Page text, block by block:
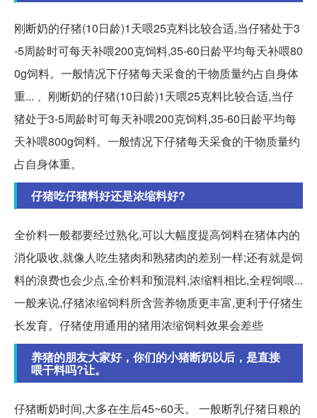
刚断奶的仔猪(10日龄)1天喂25克料比较合适,当仔猪处于3
-5周龄时可每天补喂200克饲料,35-60日龄平均每天补喂80
0g饲料。一般情况下仔猪每天采食的干物质量约占自身体
重... 、刚断奶的仔猪(10日龄)1天喂25克料比较合适,当仔
猪处于3-5周龄时可每天补喂200克饲料,35-60日龄平均每
天补喂800g饲料。一般情况下仔猪每天采食的干物质量约
占自身体重。
仔猪吃仔猪料好还是浓缩料好?
全价料一般都要经过熟化,可以大幅度提高饲料在猪体内的
消化吸收,就像人吃生猪肉和熟猪肉的差别一样;还有就是饲
料的浪费也会少点,全价料和预混料,浓缩料相比,全程饲喂...
一般来说,仔猪浓缩饲料所含营养物质更丰富,更利于仔猪生
长发育。仔猪使用通用的猪用浓缩饲料效果会差些
养猪的朋友大家好，你们的小猪断奶以后，是直接
喂干料吗?让。
仔猪断奶时间,大多在生后45~60天。 一般断乳仔猪日粮的